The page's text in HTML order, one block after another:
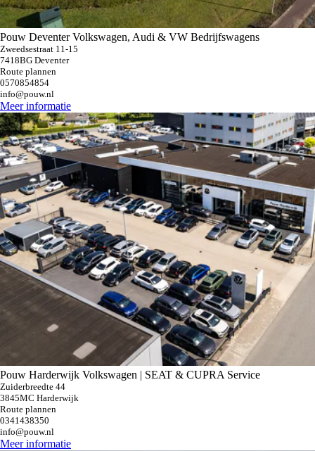
Pouw Deventer Volkswagen, Audi & VW Bedrijfswagens
Zweedsestraat 11-15
7418BG Deventer
Route plannen
0570854854
info@pouw.nl
Meer informatie
Pouw Harderwijk Volkswagen | SEAT & CUPRA Service
Zuiderbreedte 44
3845MC Harderwijk
Route plannen
0341438350
info@pouw.nl
Meer informatie